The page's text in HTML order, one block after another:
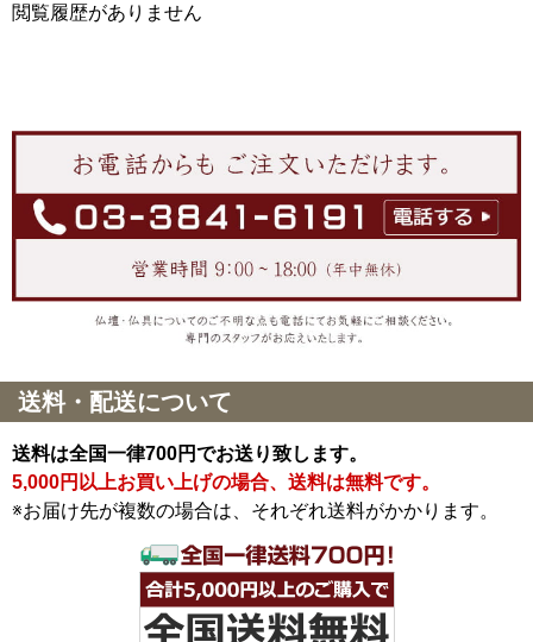
閲覧履歴がありません
送料・配送について
送料は全国一律700円でお送り致します。
5,000円以上お買い上げの場合、送料は無料です。
※お届け先が複数の場合は、それぞれ送料がかかります。